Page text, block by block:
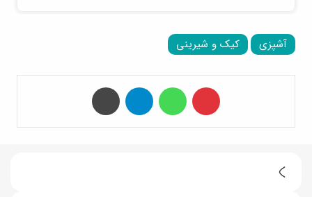
آشپزی کیک و شیرینی